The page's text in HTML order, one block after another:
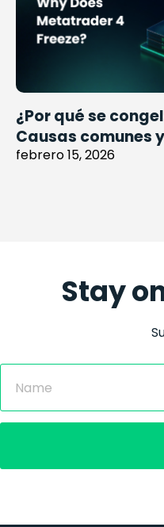
¿Por qué se
Causas comunes
febrero 15, 2026
Stay